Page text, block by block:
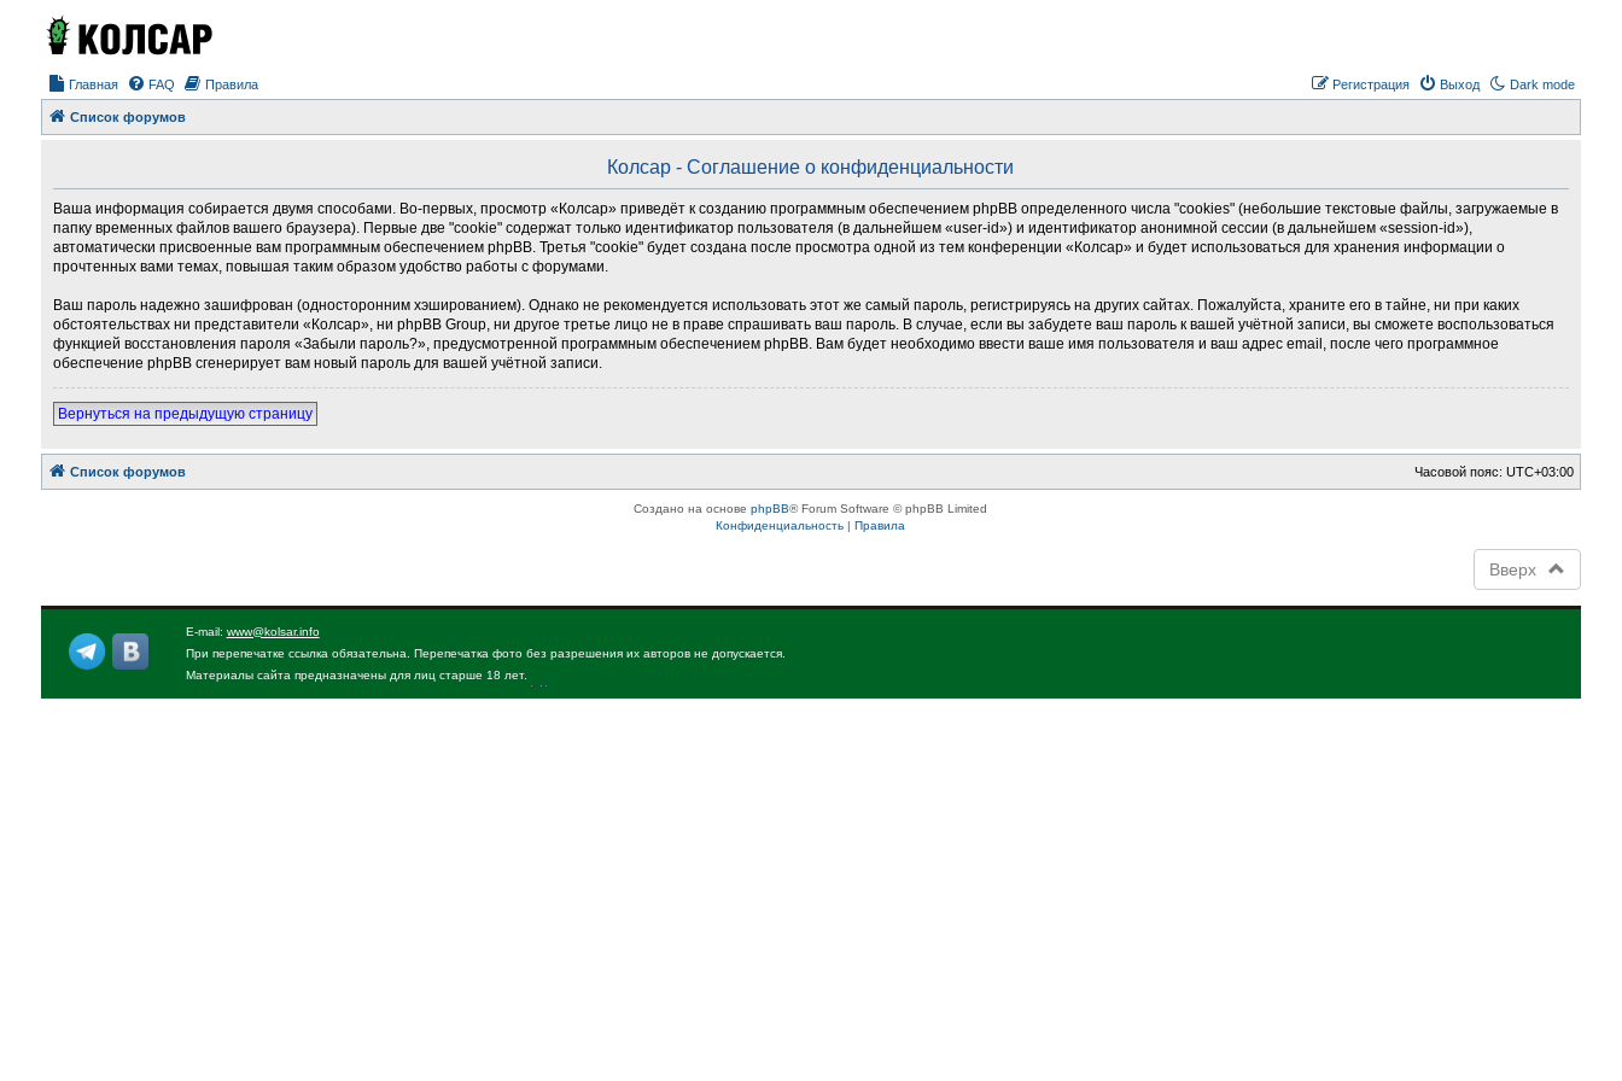
Главная Dark mode
FAQ Правила Выход
Регистрация
Список форумов
Колсар - Соглашение о конфиденциальности
Ваша информация собирается двумя способами. Во-первых, просмотр «Колсар» приведёт к созданию программным обеспечением phpBB определенного числа "cookies" (небольшие текстовые файлы, загружаемые в
папку временных файлов вашего браузера). Первые две "cookie" содержат только идентификатор пользователя (в дальнейшем «user-id») и идентификатор анонимной сессии (в дальнейшем «session-id»),
автоматически присвоенные вам программным обеспечением phpBB. Третья "cookie" будет создана после просмотра одной из тем конференции «Колсар» и будет использоваться для хранения информации о
прочтенных вами темах, повышая таким образом удобство работы с форумами.
Ваш пароль надежно зашифрован (односторонним хэшированием). Однако не рекомендуется использовать этот же самый пароль, регистрируясь на других сайтах. Пожалуйста, храните его в тайне, ни при каких
обстоятельствах ни представители «Колсар», ни phpBB Group, ни другое третье лицо не в праве спрашивать ваш пароль. В случае, если вы забудете ваш пароль к вашей учётной записи, вы сможете воспользоваться
функцией восстановления пароля «Забыли пароль?», предусмотренной программным обеспечением phpBB. Вам будет необходимо ввести ваше имя пользователя и ваш адрес email, после чего программное
обеспечение phpBB сгенерирует вам новый пароль для вашей учётной записи.
Вернуться на предыдущую страницу
Список форумов Часовой пояс:UTC+03:00
Создано на основеphpBB® Forum Software © phpBB Limited
Конфиденциальность |Правила
Вверх
E-mail: www@kolsar.info
При перепечатке ссылка обязательна. Перепечатка фото без разрешения их авторов не допускается.
Материалы сайта предназначены для лиц старше 18 лет.